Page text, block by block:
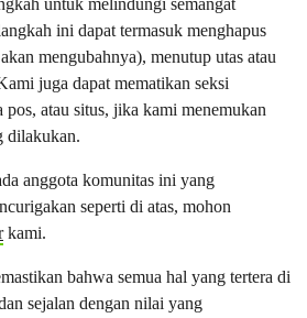
ini dapat termasuk menghapus
mengubahnya), menutup utas atau
juga dapat mematikan seksi
pos, atau situs, jika kami menemukan
dilakukan.
anggota komunitas ini yang
seperti di atas, mohon
kami.
bahwa semua hal yang tertera di
sejalan dengan nilai yang